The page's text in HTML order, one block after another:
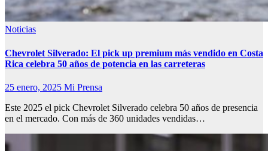
Noticias
Chevrolet Silverado: El pick up premium más vendido en Costa
Rica celebra 50 años de potencia en las carreteras
25 enero, 2025 Mi Prensa
Este 2025 el pick Chevrolet Silverado celebra 50 años de presencia
en el mercado. Con más de 360 unidades vendidas…